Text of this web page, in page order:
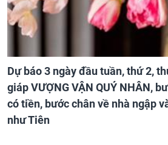
Dự báo 3 ngày đầu tuần, thứ 2,
giáp VƯỢNG VẬN QUÝ NHÂN,
có tiền, bước chân về nhà ngập
như Tiên